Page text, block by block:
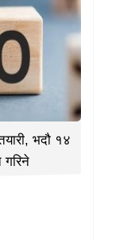
भदौ १४
गरिने